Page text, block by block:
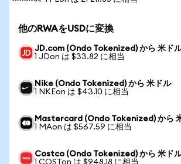
他のRWAをUSDに変換
JD.com (Ondo Tokenized) から 米ド
1 JDon は $33.82 に相当
Nike (Ondo Tokenized) から 米ドル
1 NKEon は $43.10 に相当
Mastercard (Ondo Tokenized) から
1 MAon は $567.59 に相当
Costco (Ondo Tokenized) から 米ド
1 COSTon は $948.18 に相当